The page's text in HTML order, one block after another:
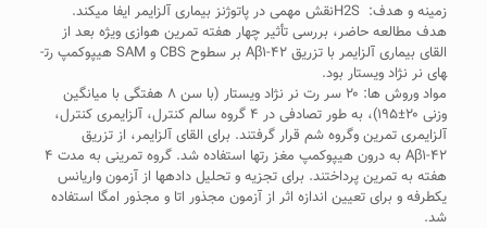
زمینه و هدف: H2Sنقش مهمی در پاتوژنز بیماری آلزایمر ایفا می­کند.
هدف مطالعه حاضر، بررسی تأثیر چهار هفته تمرین هوازی ویژه بعد از
القای بیماری آلزایمر با تزریق Aβ۱-۴۲ بر سطوح CBS و SAM هیپوکمپ رت­
های نر نژاد ویستار بود.
مواد وروش ­ها: ۲۰ سر رت نر نژاد ویستار (با سن ۸ هفتگی با میانگین
وزنی ۲۰±۱۹۵)، به طور تصادفی در ۴ گروه سالم کنترل، آلزایمری کنترل،
آلزایمری تمرین وگروه شم قرار گرفتند. برای القای آلزایمر، از تزریق
Aβ۱-۴۲ به درون هیپوکمپ مغز رت­ها استفاده شد. گروه تمرینی به مدت ۴
هفته به تمرین پرداختند. برای تجزیه و تحلیل داده­ها از آزمون واریانس
یک­طرفه و برای تعیین اندازه اثر از آزمون مجذور اتا و مجذور امگا استفاده
شد.